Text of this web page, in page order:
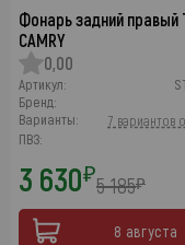
Фонарь задний правый
CAMRY
0,00
Артикул:
Бренд:
Варианты:
7 вариантов
ПВЗ:
3 630₽5 185₽
8 августа